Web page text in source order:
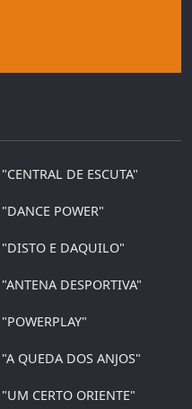
"CENTRAL DE ESCUTA"
"DANCE POWER"
"DISTO E DAQUILO"
"ANTENA DESPORTIVA"
"POWERPLAY"
"A QUEDA DOS ANJOS"
"UM CERTO ORIENTE"